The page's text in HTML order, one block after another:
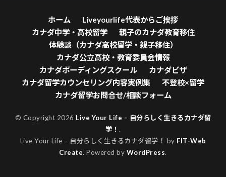
ホーム
Liveyourlife代表からご挨拶
カナダ中学・高校留学
親子のカナダ教育移住
体験談（カナダ高校留学・親子移住）
カナダ公立高校・教育委員会情報
カナダボーディングスクール
カナダビザ
カナダ留学カウンセリング内容実例集
不登校×留学
カナダ留学お問合せ/相談フォーム
© Copyright 2026 Live Your Life – 自分らしく生きるカナダ留
学！ .
Live Your Life – 自分らしく生きるカナダ留学！ by FIT-Web
Create. Powered by WordPress.